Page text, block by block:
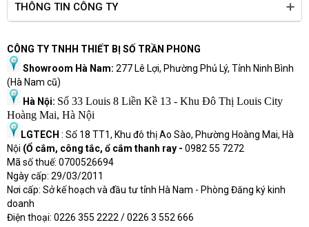
THÔNG TIN CÔNG TY
CÔNG TY TNHH THIẾT BỊ SỐ TRẦN PHONG
Showroom Hà Nam: 277 Lê Lợi, Phường Phủ Lý, Tỉnh Ninh Bình
(Hà Nam cũ)
Hà Nội: Số 33 Louis 8 Liền Kề 13 - Khu Đô Thị Louis City
Hoàng Mai, Hà Nội
LGTECH : Số 18 TT1, Khu đô thị Ao Sào, Phường Hoàng Mai, Hà
Nội (Ổ cắm, công tắc, ổ cắm thanh ray - 0982 55 7272
Mã số thuế: 0700526694
Ngày cấp: 29/03/2011
Nơi cấp: Sở kế hoạch và đầu tư tỉnh Hà Nam - Phòng Đăng ký kinh
doanh
Điện thoại: 0226 355 2222 / 0226 3 552 666